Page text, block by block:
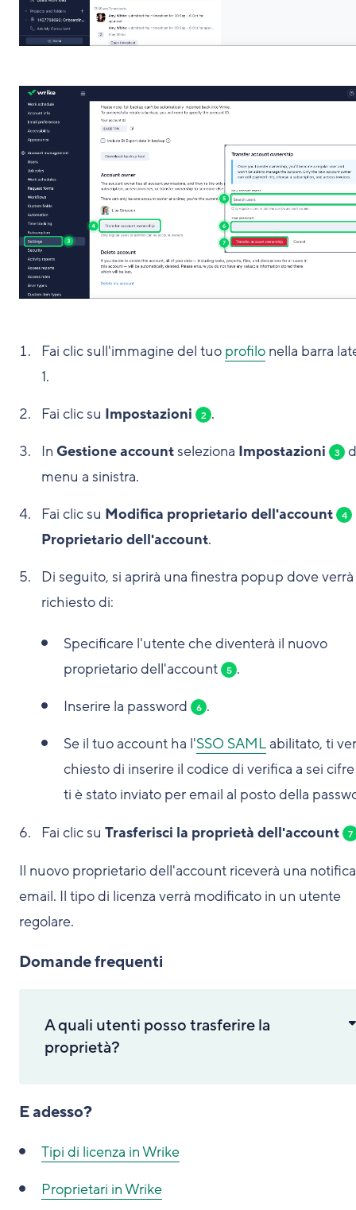
Fai clic sull'immagine del tuo profilo nella barra
1.
Fai clic su Impostazioni 2 .
In Gestione accountseleziona Impostazioni 3
menu a sinistra.
Fai clic su Modifica proprietario dell'account 4
Proprietario dell'account.
Di seguito, si aprirà una finestra popup dove verrà
richiesto di:
Specificare l'utente che diventerà il nuovo
proprietario dell'account
5 .
Inserire la password
6 .
Se il tuo account ha l'SSO SAMLabilitato, ti
chiesto di inserire il codice di verifica a sei
ti è stato inviato per email al posto della
Fai clic su Trasferisci la proprietà dell'account 7
Il nuovo proprietario dell'account riceverà una
email. Il tipo di licenza verrà modificato in un utente
regolare.
Domande frequenti
A quali utenti posso trasferire la
proprietà?
E adesso?
Tipi di licenza in Wrike
Proprietari in Wrike